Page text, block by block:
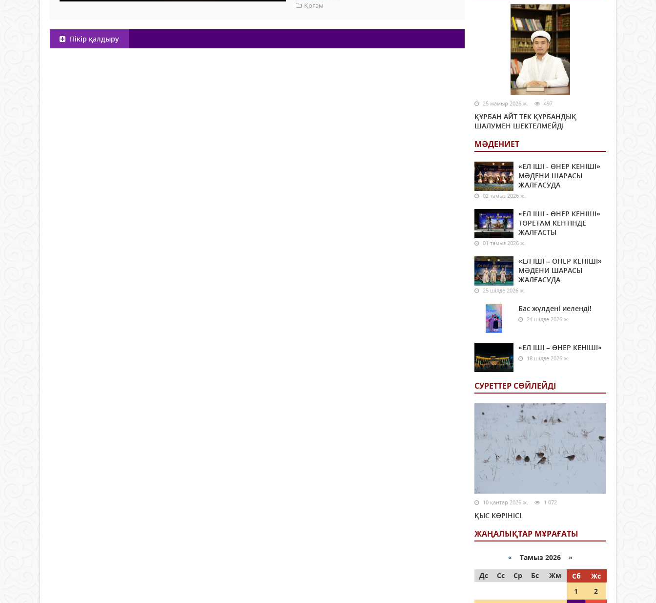
Қоғам
Пікір қалдыру
25 мамыр 2026 ж. 497
ҚҰРБАН АЙТ ТЕК ҚҰРБАНДЫҚ
ШАЛУМЕН ШЕКТЕЛМЕЙДІ
МӘДЕНИЕТ
«ЕЛ ІШІ - ӨНЕР КЕНІШІ»
МӘДЕНИ ШАРАСЫ
ЖАЛҒАСУДА
02 тамыз 2026 ж.
«ЕЛ ІШІ - ӨНЕР КЕНІШІ»
ТӨРЕТАМ КЕНТІНДЕ
ЖАЛҒАСТЫ
01 тамыз 2026 ж.
«ЕЛ ІШІ – ӨНЕР КЕНІШІ»
МӘДЕНИ ШАРАСЫ
ЖАЛҒАСУДА
25 шілде 2026 ж.
Бас жүлдені иеленді!
24 шілде 2026 ж.
«ЕЛ ІШІ – ӨНЕР КЕНІШІ»
18 шілде 2026 ж.
СУРЕТТЕР СӨЙЛЕЙДI
10 қаңтар 2026 ж. 1 072
ҚЫС КӨРІНІСІ
ЖАҢАЛЫҚТАР МҰРАҒАТЫ
« Тамыз 2026 »
Дс
Сс Ср Бс Жм Сб
Жс
1
2